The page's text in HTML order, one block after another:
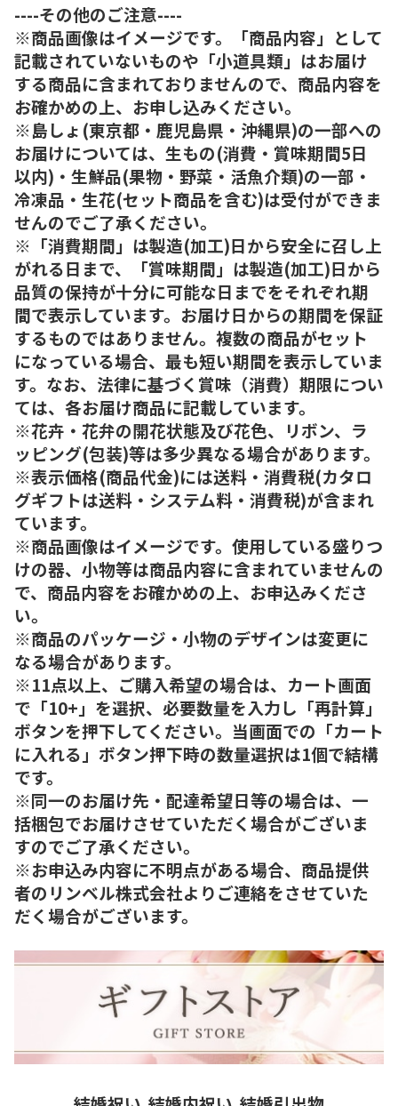
----その他のご注意----
※商品画像はイメージです。「商品内容」として
記載されていないものや「小道具類」はお届け
する商品に含まれておりませんので、商品内容を
お確かめの上、お申し込みください。
※島しょ(東京都・鹿児島県・沖縄県)の一部への
お届けについては、生もの(消費・賞味期間5日
以内)・生鮮品(果物・野菜・活魚介類)の一部・
冷凍品・生花(セット商品を含む)は受付ができま
せんのでご了承ください。
※「消費期間」は製造(加工)日から安全に召し上
がれる日まで、「賞味期間」は製造(加工)日から
品質の保持が十分に可能な日までをそれぞれ期
間で表示しています。お届け日からの期間を保証
するものではありません。複数の商品がセット
になっている場合、最も短い期間を表示していま
す。なお、法律に基づく賞味（消費）期限につい
ては、各お届け商品に記載しています。
※花卉・花弁の開花状態及び花色、リボン、ラ
ッピング(包装)等は多少異なる場合があります。
※表示価格(商品代金)には送料・消費税(カタロ
グギフトは送料・システム料・消費税)が含まれ
ています。
※商品画像はイメージです。使用している盛りつ
けの器、小物等は商品内容に含まれていませんの
で、商品内容をお確かめの上、お申込みくださ
い。
※商品のパッケージ・小物のデザインは変更に
なる場合があります。
※11点以上、ご購入希望の場合は、カート画面
で「10+」を選択、必要数量を入力し「再計算」
ボタンを押下してください。当画面での「カート
に入れる」ボタン押下時の数量選択は1個で結構
です。
※同一のお届け先・配達希望日等の場合は、一
括梱包でお届けさせていただく場合がございま
すのでご了承ください。
※お申込み内容に不明点がある場合、商品提供
者のリンベル株式会社よりご連絡をさせていた
だく場合がございます。